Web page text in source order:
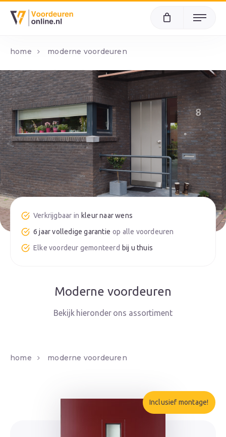
Menu
home moderne voordeuren
kleur naar wens
6 jaar volledige garantie
bij u thuis
Moderne voordeuren
home moderne voordeuren
Inclusief montage!